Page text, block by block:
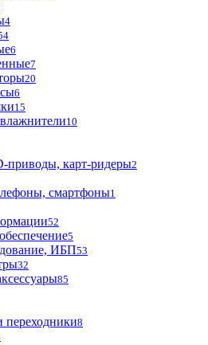
4
6
7
20
6
15
10
карт-ридеры2
смартфоны1
52
5
ИБП53
32
85
переходники8